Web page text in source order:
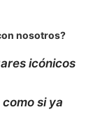
nosotros?
icónicos
si ya